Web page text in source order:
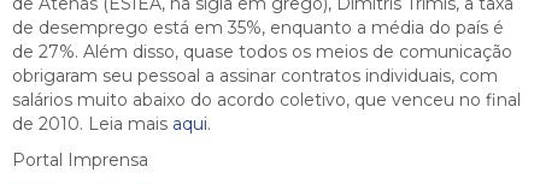
de desemprego está em 35%, enquanto a média do país é
de 27%. Além disso, quase todos os meios de comunicação
obrigaram seu pessoal a assinar contratos individuais, com
salários muito abaixo do acordo coletivo, que venceu no final
de 2010. Leia mais aqui.
Portal Imprensa